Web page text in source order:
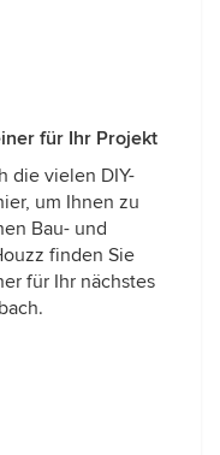
für Ihr Projekt
die vielen DIY-
um Ihnen zu
Bau- und
finden Sie
für Ihr nächstes